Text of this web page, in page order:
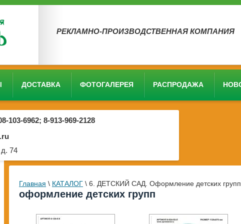
РЕКЛАМНО-ПРОИЗВОДСТВЕННАЯ КОМПАНИЯ
ДОСТАВКА ФОТОГАЛЕРЕЯ РАСПРОДАЖА
103-6962; 8-913-969-2128
74
Главная \ КАТАЛОГ \ 6. ДЕТСКИЙ САД. Оформление детских групп
оформление детских групп